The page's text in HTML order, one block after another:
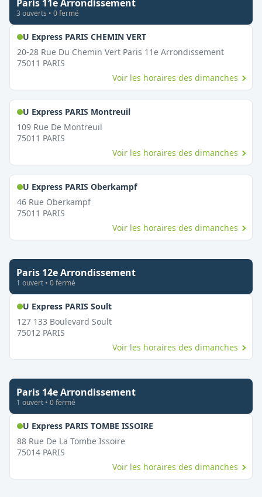
Paris 11e Arrondissement
3 ouverts • 0fermé
U Express PARIS CHEMIN VERT,
20-28 Rue Du Chemin Vert Paris 11e Arrondissement
75011 PARIS
Voir les horaires des dimanches
U Express PARIS Montreuil,
109 Rue De Montreuil
75011 PARIS
Voir les horaires des dimanches
U Express PARIS Oberkampf,
46 Rue Oberkampf
75011 PARIS
Voir les horaires des dimanches
Paris 12e Arrondissement
1 ouvert • 0fermé
U Express PARIS Soult,
127 133 Boulevard Soult
75012 PARIS
Voir les horaires des dimanches
Paris 14e Arrondissement
1 ouvert • 0fermé
U Express PARIS TOMBE ISSOIRE,
88 Rue De La Tombe Issoire
75014 PARIS
Voir les horaires des dimanches